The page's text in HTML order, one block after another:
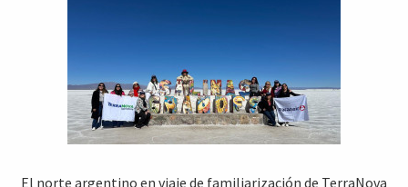
El norte argentino en viaje de familiarización de TerraNova